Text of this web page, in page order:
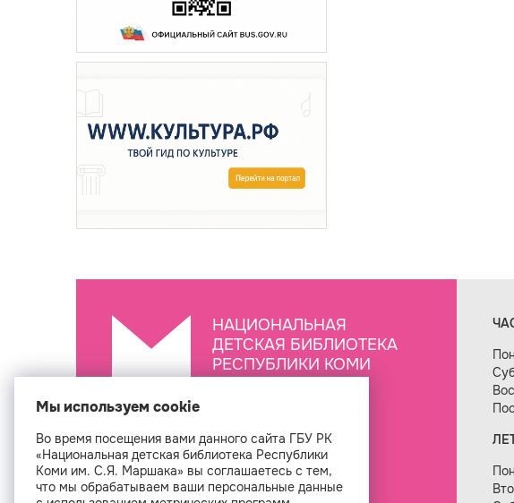
НАЦИОНАЛЬНАЯ
ДЕТСКАЯ БИБЛИОТЕКА
РЕСПУБЛИКИ КОМИ
Создание сайта —
Мы используем cookie
Во время посещения вами данного сайта ГБУ РК
«Национальная детская библиотека Республики
Коми им. С.Я. Маршака» вы соглашаетесь с тем,
что мы обрабатываем ваши персональные данные